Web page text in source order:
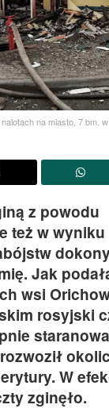
na miasto, 7 bm.
z powodu
też w wyniku
Jak
wsi
rosyjski
W
zginęło.